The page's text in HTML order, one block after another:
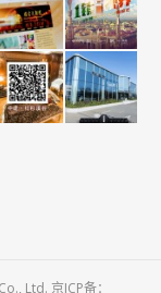
Ltd. 京ICP备：